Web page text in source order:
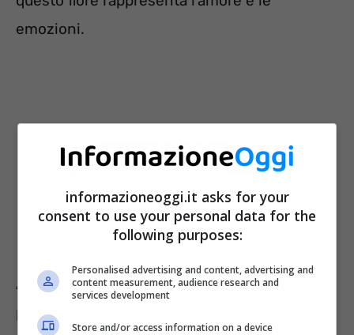
emozioni.
A tantissime persone piace tale fiore, ma si
potrebbe pensare sia difficile da coltivare, in
informazioneoggi.it asks for your
consent to use your personal data for the
following purposes:
Personalised advertising and content, advertising and
content measurement, audience research and
services development
Store and/or access information on a device